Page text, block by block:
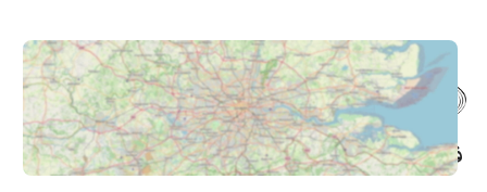
فروشگاه حضوری – اینترنتی پاترون